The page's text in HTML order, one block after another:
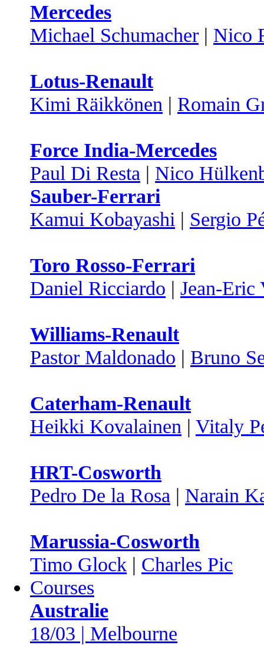
Mercedes
Michael Schumacher | Nico
Lotus-Renault
Kimi Räikkönen | Romain
Force India-Mercedes
Paul Di Resta | Nico
Sauber-Ferrari
Kamui Kobayashi | Sergio
Toro Rosso-Ferrari
Daniel Ricciardo | Jean-Eric
Williams-Renault
Pastor Maldonado | Bruno
Caterham-Renault
Heikki Kovalainen | Vitaly
HRT-Cosworth
Pedro De la Rosa | Narain
Marussia-Cosworth
Timo Glock | Charles Pic
Courses
Australie
18/03 | Melbourne